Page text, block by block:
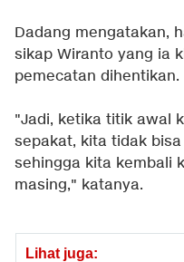
Dadang mengatakan,
sikap Wiranto yang ia
pemecatan dihentikan.
"Jadi, ketika titik awal
sepakat, kita tidak
sehingga kita kembali
masing," katanya.
Lihat juga: